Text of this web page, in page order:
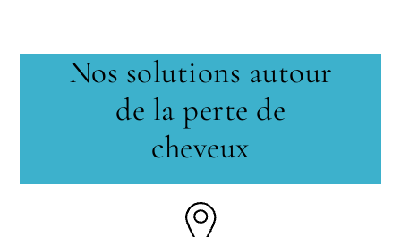
Nos solutions autour
de la perte de
cheveux